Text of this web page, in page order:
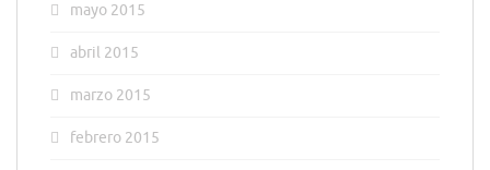
mayo 2015
abril 2015
marzo 2015
febrero 2015